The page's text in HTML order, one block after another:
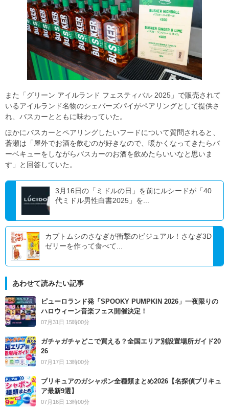
また「グリーン アイルランド フェスティバル 2025」で販売されて
いるアイルランド名物のシェパーズパイがペアリングとして提供さ
れ、バスカーとともに味わっていた。
ほかにバスカーとペアリングしたいフードについて質問されると、
蒼瀬は「屋外でお酒を飲むのが好きなので、暖かくなってきたらバ
ーベキューをしながらバスカーのお酒を飲めたらいいなと思いま
す」と回答していた。
3月16日の「ミドルの日」を前にルシードが「40
代ミドル男性白書2025」を...
カブトムシのさなぎが衝撃のビジュアル！さなぎ3D
ゼリーを作って食べて...
あわせて読みたい記事
ピューロランド発「SPOOKY PUMPKIN 2026」一夜限りの
ハロウィーン音楽フェス開催決定！
07月31日 15時00分
ガチャガチャどこで買える？全国エリア別設置場所ガイド20
26
07月17日 13時00分
プリキュアのガシャポン全種類まとめ2026【名探偵プリキュ
ア最新9選】
07月16日 13時00分